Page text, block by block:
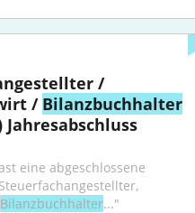
/
/ Bilanzbuchhalter
eine abgeschlossene
Bilanzbuchhalter..."